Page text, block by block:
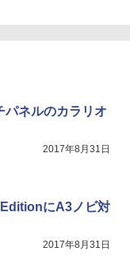
パネルのカラリオ
2017年8月31日
にA3ノビ対
2017年8月31日